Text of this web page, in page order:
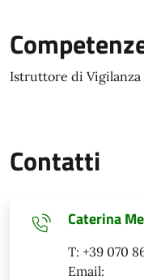
Istruttore di Vigilanza
Contatti
Caterina
T: +39 070
Email: